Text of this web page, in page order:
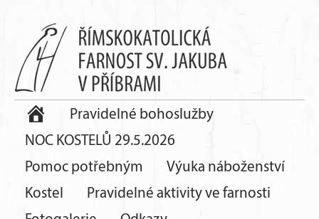
Pravidelné bohoslužby
NOC KOSTELŮ 29.5.2026
Pomoc potřebným
Výuka náboženství
Kostel
Pravidelné aktivity ve farnosti